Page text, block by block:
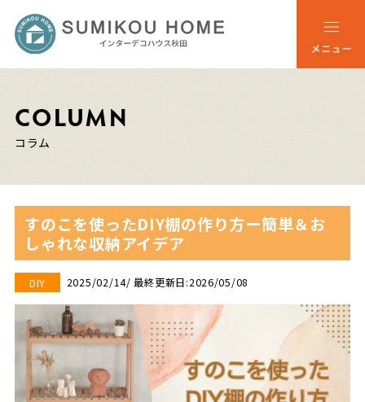
COLUMN
コラム
すのこを使ったDIY棚の作り方ー簡単＆お
しゃれな収納アイデア
DIY 2025/02/14/ 最終更新日:2026/05/08